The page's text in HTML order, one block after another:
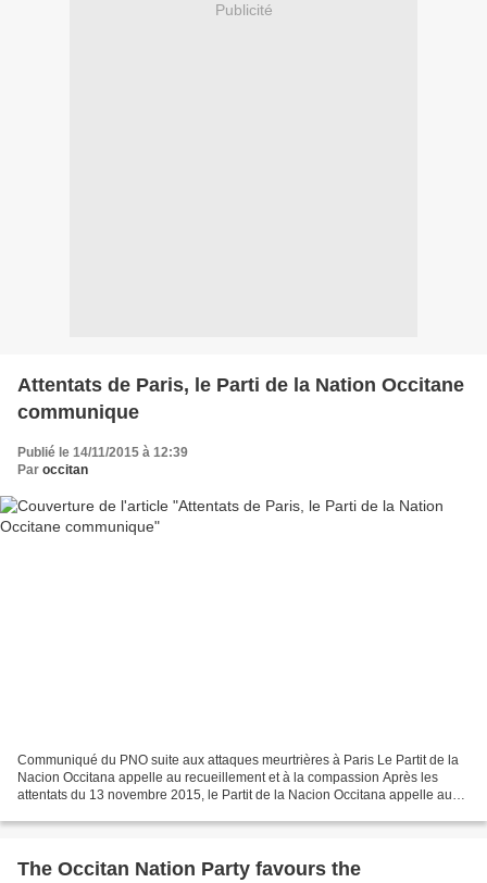
Publicité
Attentats de Paris, le Parti de la Nation Occitane
communique
Publié le 14/11/2015 à 12:39
Par occitan
Communiqué du PNO suite aux attaques meurtrières à Paris Le Partit de la
Nacion Occitana appelle au recueillement et à la compassion Après les
attentats du 13 novembre 2015, le Partit de la Nacion Occitana appelle au
The Occitan Nation Party favours the